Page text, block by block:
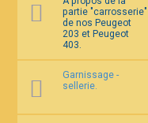
partie "carrosserie"
de nos Peugeot
203 et Peugeot
403.
Garnissage -
sellerie.